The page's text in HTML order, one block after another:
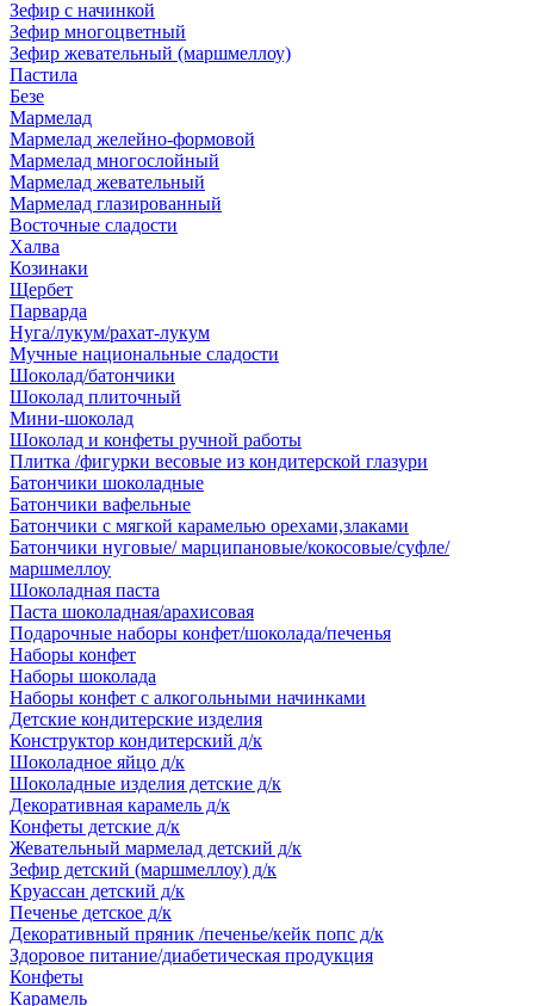
Зефир с начинкой
Зефир многоцветный
Зефир жевательный (маршмеллоу)
Пастила
Безе
Мармелад
Мармелад желейно-формовой
Мармелад многослойный
Мармелад жевательный
Мармелад глазированный
Восточные сладости
Халва
Козинаки
Щербет
Парварда
Нуга/лукум/рахат-лукум
Мучные национальные сладости
Шоколад/батончики
Шоколад плиточный
Мини-шоколад
Шоколад и конфеты ручной работы
Плитка /фигурки весовые из кондитерской глазури
Батончики шоколадные
Батончики вафельные
Батончики с мягкой карамелью орехами,злаками
Батончики нуговые/ марципановые/кокосовые/суфле/
маршмеллоу
Шоколадная паста
Паста шоколадная/арахисовая
Подарочные наборы конфет/шоколада/печенья
Наборы конфет
Наборы шоколада
Наборы конфет с алкогольными начинками
Детские кондитерские изделия
Конструктор кондитерский д/к
Шоколадное яйцо д/к
Шоколадные изделия детские д/к
Декоративная карамель д/к
Конфеты детские д/к
Жевательный мармелад детский д/к
Зефир детский (маршмеллоу) д/к
Круассан детский д/к
Печенье детское д/к
Декоративный пряник /печенье/кейк попс д/к
Здоровое питание/диабетическая продукция
Конфеты
Карамель